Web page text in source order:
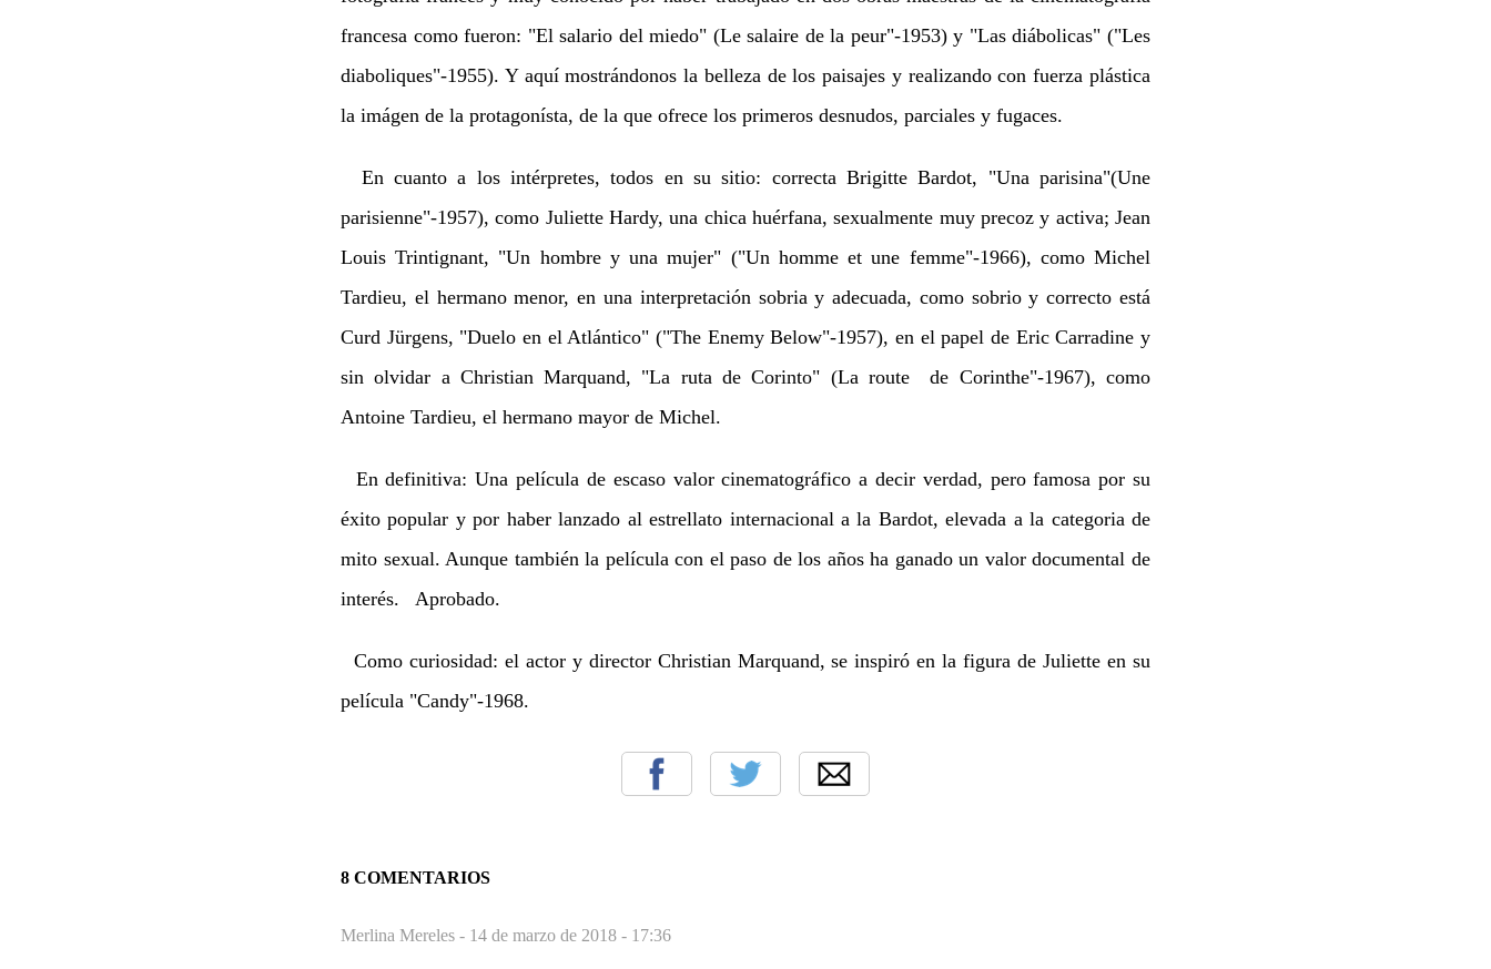
francesa como fueron: "El salario del miedo" (Le salaire de la peur"-1953) y "Las diábolicas" ("Les
diaboliques"-1955). Y aquí mostrándonos la belleza de los paisajes y realizando con fuerza plástica
la imágen de la protagonísta, de la que ofrece los primeros desnudos, parciales y fugaces.
En cuanto a los intérpretes, todos en su sitio: correcta Brigitte Bardot, "Una parisina"(Une
parisienne"-1957), como Juliette Hardy, una chica huérfana, sexualmente muy precoz y activa; Jean
Louis Trintignant, "Un hombre y una mujer" ("Un homme et une femme"-1966), como Michel
Tardieu, el hermano menor, en una interpretación sobria y adecuada, como sobrio y correcto está
Curd Jürgens, "Duelo en el Atlántico" ("The Enemy Below"-1957), en el papel de Eric Carradine y
sin olvidar a Christian Marquand, "La ruta de Corinto" (La route de Corinthe"-1967), como
Antoine Tardieu, el hermano mayor de Michel.
En definitiva: Una película de escaso valor cinematográfico a decir verdad, pero famosa por su
éxito popular y por haber lanzado al estrellato internacional a la Bardot, elevada a la categoria de
mito sexual. Aunque también la película con el paso de los años ha ganado un valor documental de
interés. Aprobado.
Como curiosidad: el actor y director Christian Marquand, se inspiró en la figura de Juliette en su
película "Candy"-1968.
8 COMENTARIOS
Merlina Mereles - 14 de marzo de 2018 - 17:36